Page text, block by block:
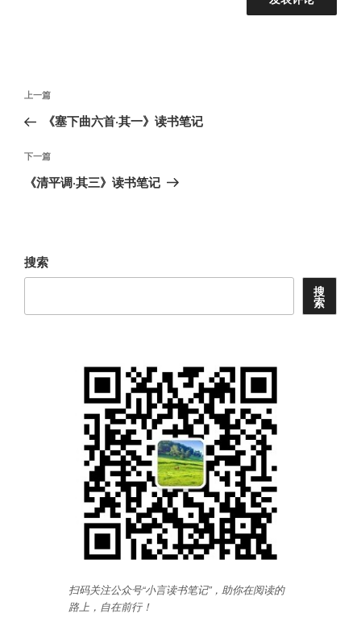
文
导
航
上
一
文
章
上一篇
《塞下曲六首·其一》读书笔记
下
一
下一篇
《清平调·其三》读书笔记
搜索
搜
索
扫码关注公众号“小言读书笔记”，助你在阅读的
路上，自在前行！